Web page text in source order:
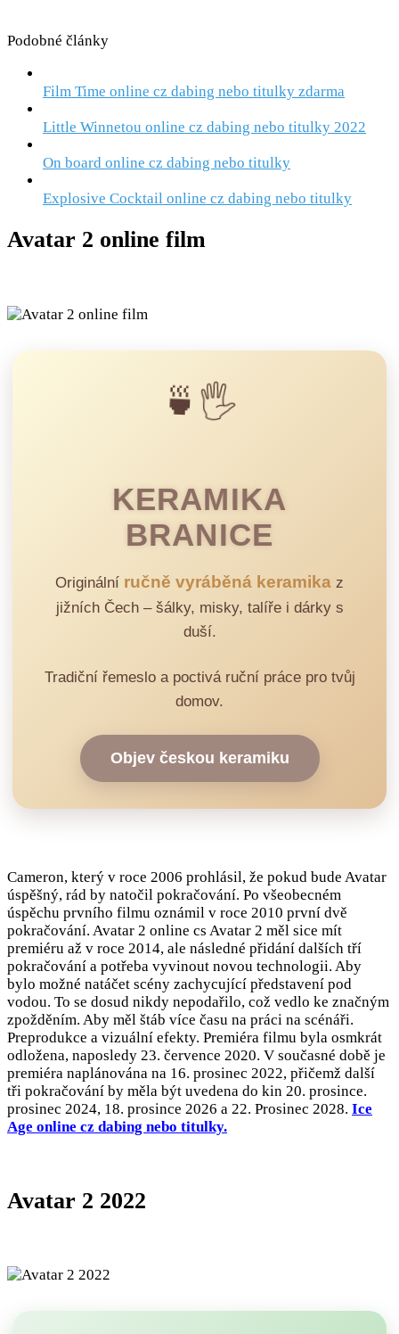
Podobné články
Film Time online cz dabing nebo titulky zdarma
Little Winnetou online cz dabing nebo titulky 2022
On board online cz dabing nebo titulky
Explosive Cocktail online cz dabing nebo titulky
Avatar 2 online film
🍵🖐️
KERAMIKA
BRANICE
Originální ručně vyráběná keramika z
jižních Čech – šálky, misky, talíře i dárky s
duší.
Tradiční řemeslo a poctivá ruční práce pro tvůj
domov.
Objev českou keramiku
Cameron, který v roce 2006 prohlásil, že pokud bude Avatar
úspěšný, rád by natočil pokračování. Po všeobecném
úspěchu prvního filmu oznámil v roce 2010 první dvě
pokračování. Avatar 2 online cs Avatar 2 měl sice mít
premiéru až v roce 2014, ale následné přidání dalších tří
pokračování a potřeba vyvinout novou technologii. Aby
bylo možné natáčet scény zachycující představení pod
vodou. To se dosud nikdy nepodařilo, což vedlo ke značným
zpožděním. Aby měl štáb více času na práci na scénáři.
Preprodukce a vizuální efekty. Premiéra filmu byla osmkrát
odložena, naposledy 23. července 2020. V současné době je
premiéra naplánována na 16. prosinec 2022, přičemž další
tři pokračování by měla být uvedena do kin 20. prosince.
prosinec 2024, 18. prosince 2026 a 22. Prosinec 2028. Ice
Age online cz dabing nebo titulky.
Avatar 2 2022